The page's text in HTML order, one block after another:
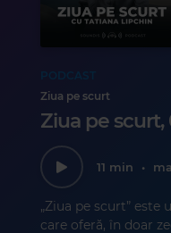
Ziua pe scurt
Ziua pe
11 min •
„Ziua pe scurt”
care oferă, în doar